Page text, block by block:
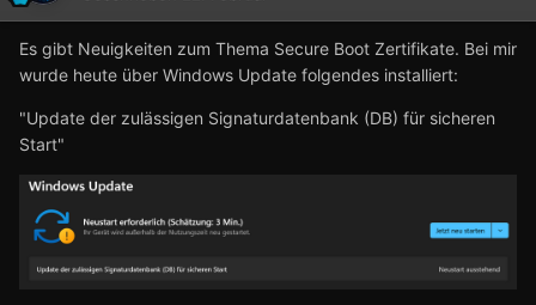
Es gibt Neuigkeiten zum Thema Secure Boot Zertifikate. Bei mir
wurde heute über Windows Update folgendes installiert:
"Update der zulässigen Signaturdatenbank (DB) für sicheren
Start"